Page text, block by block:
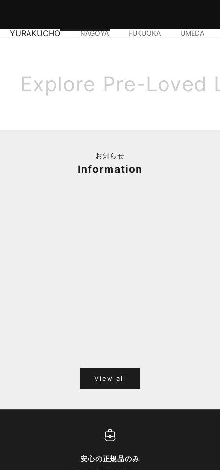
YURAKUCHO NAGOYA FUKUOKA UMEDA
Explore Pre-Loved
お知らせ
Information
View all
安心の正規品のみ